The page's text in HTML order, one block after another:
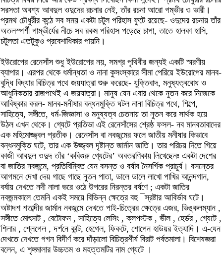
সরসতা অবশ্য আবদুল ওদুদের রচনার নেই, তাঁর রচনা আরো গম্ভীর ও ভারী।
প্রমথ চৌধুরীর কন্ঠে সব সময় একটা চটুল পরিহাস ফুটে রয়েছে- ওদুদের রচনায় তাঁর
অতলস্পর্শী গাম্ভীর্যের নীচে সব রকম পরিহাস পড়েছে চাপা, তাতে হালকা হাসি,
চটুলতা এতটুকুও প্রবেশাধিকার পায়নি।
ইউরোপের রেনেসাঁস শুধু ইউরোপের নয়, সমগ্র পৃথিবীর জন্যই একটি স্মরণীয়
ব্যাপার। এরপর থেকে ধর্মান্ধতা ও নানা কুসংস্কারে সীমা পেরিয়ে ইউরোপের মানব-
বুদ্ধি বিদ্যার বিচিত্র পথে জয়যাত্রা শুরু করেছে- যুক্তিবাদ, মনুষ্যত্ববোধ ও
আধুনিকতার রাজপথেই এ জয়যাত্রা। মানুষ যেন এবার থেকে নুতন করে নিজেকে
আবিষ্কার করল- মানব-মনীষার বন্ধনমুক্তি ঘটল নানা বিচিত্র পথে, শিল্পে,
সাহিত্যে, সঙ্গীতে, ধর্ম-জিজ্ঞাসা ও মনুষ্যত্ব চেতনায় তা নুতন করে সার্থক হয়ে
উঠল এখন থেকে। গ্যেটে প্রতিভা এই রেনেসাঁসের শ্রেষ্ঠ ফসল- নব মানবতাবাদের
এক মহিমোজ্জ্বল প্রতীক। রেনেসাঁস বা নবজন্মের ফলে জাতীয় মনীষার কিভাবে
বন্ধনমুক্তি ঘটে, তার এক উজ্জ্বল দৃষ্টান্ত জার্মান জাতি। তার পরিচয় দিতে গিয়ে
কাজী আবদুল ওদুদ তাঁর ‘কবিগুরু গ্যেটের’ অবতরণিকায় লিখেছেনঃ একটা দেশের
বা জাতির নবজন্মে, প্রতিবিম্বিত যেন বসন্ত ও বর্ষাব নৈসর্গিক প্রাচুর্য। বসন্তের
আগমনে দেখা দেয় গাছে গাছে নুতন পাতা, ডালে ডালে লাখো পাখির আনন্দগান,
বর্ষায় দেখতে নদী নালা ভরে ওঠে উপরের নিরন্তর বর্ষণে ; একটা জাতির
নবজন্মকালে তেমনি একই সময়ে বিভিন্ন ক্ষেত্রে বহু ¯স্রষ্টার আবির্ভাব ঘটে।
অষ্টাদশ শতাব্দীর জার্মান নবজন্মে দেখতে পাই-চিত্রের ক্ষেত্রে এজর, ভিঙ্কলম্যান ,
সঙ্গীতে মোৎসাট , বেটোফন , সাহিত্যে লেসিং , ক্লপস্টক , ভীল , হের্ডর , গ্যেটে ,
শিলার , শ্লেগেল , দর্শনে কান্ট, হেগেল, ফিকটে, শোপেন হাউয়র ইত্যাদি। এ-যেন
দেখতে দেখতে গগন বিদীর্ণ করে দাঁড়ালো বিচিত্রশীর্ষ বিরাট পর্বতমালা। বিশেষজ্ঞরা
বলেন, এ শৃঙ্গমালার উচ্চতম ও মহত্তমটির নাম গ্যেটে ।